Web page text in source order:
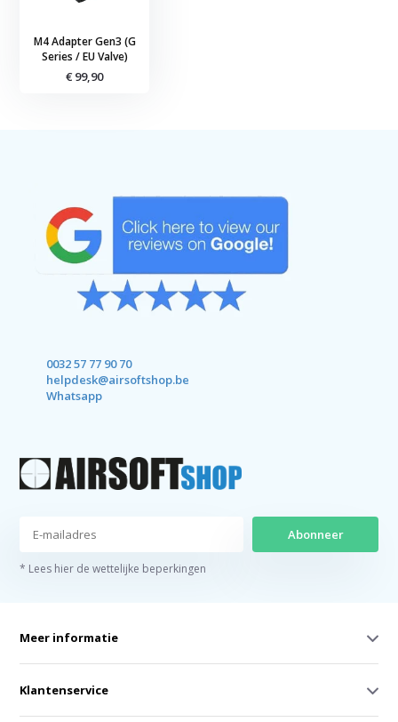
M4 Adapter Gen3 (G
Series / EU Valve)
€ 99,90
0032 57 77 90 70
helpdesk@airsoftshop.be
Whatsapp
Abonneer
* Lees hier de wettelijke beperkingen
Meer informatie
Klantenservice